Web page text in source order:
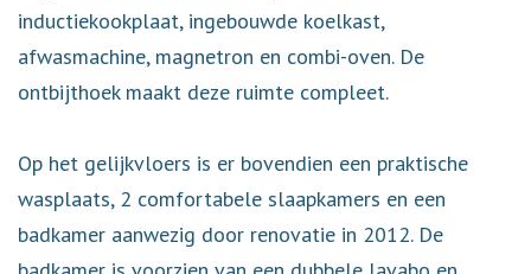
inductiekookplaat, ingebouwde koelkast,
afwasmachine, magnetron en combi-oven. De
ontbijthoek maakt deze ruimte compleet.
Op het gelijkvloers is er bovendien een praktische
wasplaats, 2 comfortabele slaapkamers en een
badkamer aanwezig door renovatie in 2012. De